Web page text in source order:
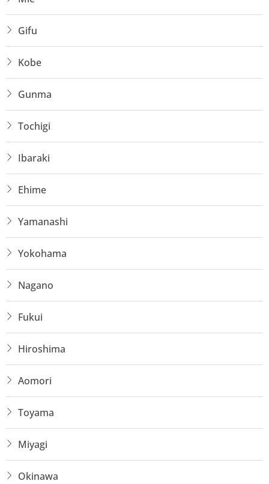
Gifu
Kobe
Gunma
Tochigi
Ibaraki
Ehime
Yamanashi
Yokohama
Nagano
Fukui
Hiroshima
Aomori
Toyama
Miyagi
Okinawa